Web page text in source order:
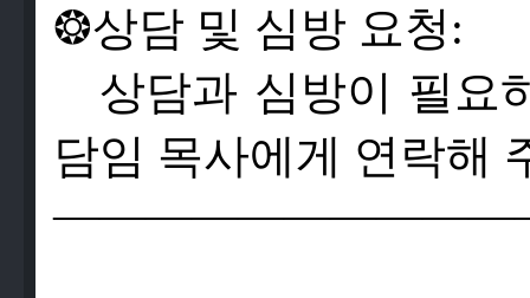
❂상담 및 심 방 요청:
상담과 심 방이 필 요
담임 목사에게 연 락해